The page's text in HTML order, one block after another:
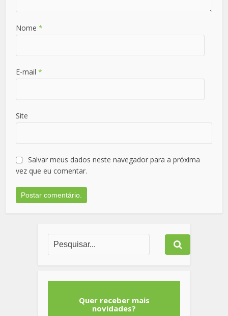
Nome*
E-mail*
Site
Salvar meus dados neste navegador para a próxima
vez que eu comentar.
Quer receber mais
novidades?